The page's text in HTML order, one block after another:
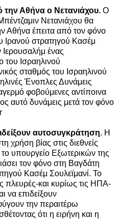
Αθήνα ο Νετανιάχου. Ο
Νετανιάχου θα
Αθήνα έπειτα από τον φόνο
Ιρανού στρατηγού Κασέμ
Ιερουσαλήμ ένας
του Ισραηλινού
σταθμός του Ισραηλινού
Ένοπλες Δυνάμεις
φοβούμενες αντίποινα
αυτό δυνάμεις μετά τον φόνο
αυτοσυγκράτηση. Η
χρήση βίας στις διεθνείς
υπουργείο Εξωτερικών της
τον φόνο στη Βαγδάτη
Κασέμ Σουλεϊμανί. Το
πλευρές-και κυρίως τις ΗΠΑ-
να επιδείξουν
την περαιτέρω
ότι η ειρήνη και η